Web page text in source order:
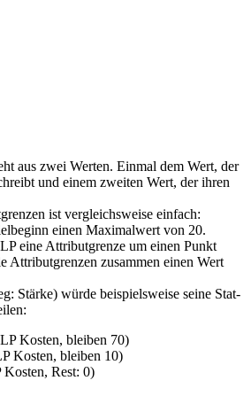
aus zwei Werten. Einmal dem Wert, der
und einem zweiten Wert, der ihren
ist vergleichsweise einfach:
einen Maximalwert von 20.
eine Attributgrenze um einen Punkt
Attributgrenzen zusammen einen Wert
Stärke) würde beispielsweise seine Stat-
Kosten, bleiben 70)
Kosten, bleiben 10)
Rest: 0)